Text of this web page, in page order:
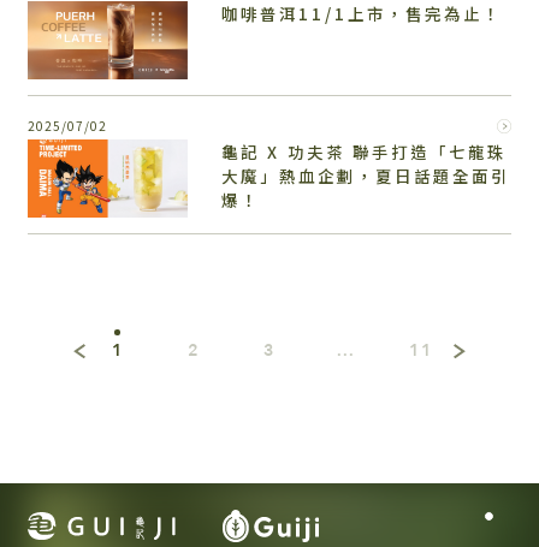
咖啡普洱11/1上市，售完為止！
2025/07/02
龜記 X 功夫茶 聯手打造「七龍珠
大魔」熱血企劃，夏日話題全面引
爆！
1 2 3 ... 11